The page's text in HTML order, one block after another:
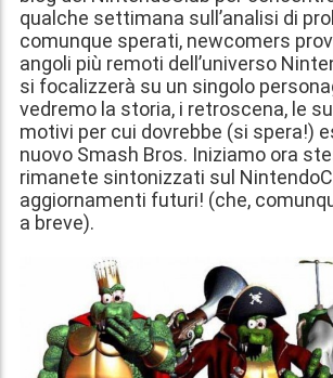
qualche settimana sull’analisi di
comunque sperati, newcomers
angoli più remoti dell’universo
si focalizzerà su un singolo
vedremo la storia, i retroscena, le
motivi per cui dovrebbe (si spera!)
nuovo Smash Bros. Iniziamo ora
rimanete sintonizzati sul
aggiornamenti futuri! (che,
a breve).